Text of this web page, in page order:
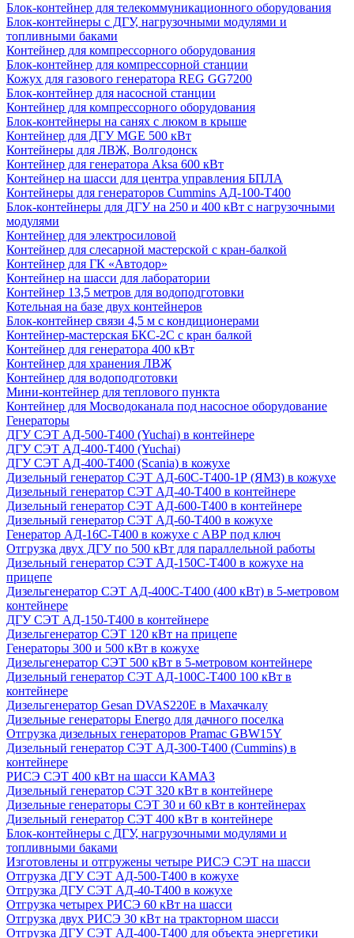
Блок-контейнер для телекоммуникационного оборудования
Блок-контейнеры с ДГУ, нагрузочными модулями и
топливными баками
Контейнер для компрессорного оборудования
Блок-контейнер для компрессорной станции
Кожух для газового генератора REG GG7200
Блок-контейнер для насосной станции
Контейнер для компрессорного оборудования
Блок-контейнеры на санях с люком в крыше
Контейнер для ДГУ MGE 500 кВт
Контейнеры для ЛВЖ, Волгодонск
Контейнер для генератора Aksa 600 кВт
Контейнер на шасси для центра управления БПЛА
Контейнеры для генераторов Cummins АД-100-Т400
Блок-контейнеры для ДГУ на 250 и 400 кВт с нагрузочными
модулями
Контейнер для электросиловой
Контейнер для слесарной мастерской с кран-балкой
Контейнер для ГК «Автодор»
Контейнер на шасси для лаборатории
Контейнер 13,5 метров для водоподготовки
Котельная на базе двух контейнеров
Блок-контейнер связи 4,5 м с кондиционерами
Контейнер-мастерская БКС-2С с кран балкой
Контейнер для генератора 400 кВт
Контейнер для хранения ЛВЖ
Контейнер для водоподготовки
Мини-контейнер для теплового пункта
Контейнер для Мосводоканала под насосное оборудование
Генераторы
ДГУ СЭТ АД-500-Т400 (Yuchai) в контейнере
ДГУ СЭТ АД-400-Т400 (Yuchai)
ДГУ СЭТ АД-400-Т400 (Scania) в кожухе
Дизельный генератор СЭТ АД-60С-Т400-1Р (ЯМЗ) в кожухе
Дизельный генератор СЭТ АД-40-Т400 в контейнере
Дизельный генератор СЭТ АД-600-Т400 в контейнере
Дизельный генератор СЭТ АД-60-Т400 в кожухе
Генератор АД-16С-Т400 в кожухе с АВР под ключ
Отгрузка двух ДГУ по 500 кВт для параллельной работы
Дизельный генератор СЭТ АД-150С-Т400 в кожухе на
прицепе
Дизельгенератор СЭТ АД-400С-Т400 (400 кВт) в 5-метровом
контейнере
ДГУ СЭТ АД-150-Т400 в контейнере
Дизельгенератор СЭТ 120 кВт на прицепе
Генераторы 300 и 500 кВт в кожухе
Дизельгенератор СЭТ 500 кВт в 5-метровом контейнере
Дизельный генератор СЭТ АД-100С-Т400 100 кВт в
контейнере
Дизельгенератор Gesan DVAS220E в Махачкалу
Дизельные генераторы Energo для дачного поселка
Отгрузка дизельных генераторов Pramac GВW15Y
Дизельный генератор СЭТ АД-300-Т400 (Cummins) в
контейнере
РИСЭ СЭТ 400 кВт на шасси КАМАЗ
Дизельный генератор СЭТ 320 кВт в контейнере
Дизельные генераторы СЭТ 30 и 60 кВт в контейнерах
Дизельный генератор СЭТ 400 кВт в контейнере
Блок-контейнеры с ДГУ, нагрузочными модулями и
топливными баками
Изготовлены и отгружены четыре РИСЭ СЭТ на шасси
Отгрузка ДГУ СЭТ АД-500-Т400 в кожухе
Отгрузка ДГУ СЭТ АД-40-Т400 в кожухе
Отгрузка четырех РИСЭ 60 кВт на шасси
Отгрузка двух РИСЭ 30 кВт на тракторном шасси
Отгрузка ДГУ СЭТ АД-400-Т400 для объекта энергетики